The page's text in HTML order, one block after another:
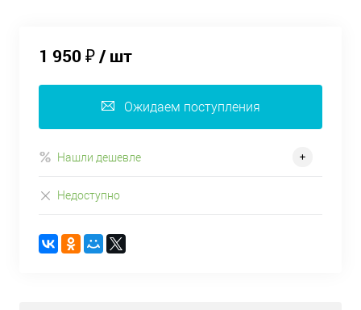
1 950 ₽/ шт
Ожидаем поступления
Нашли дешевле
Недоступно